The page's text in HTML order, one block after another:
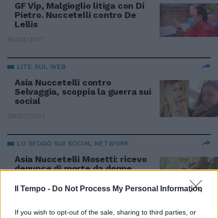
Il Tempo - Do Not Process My Personal Information
If you wish to opt-out of the sale, sharing to third parties, or
GF Vip, Malgioglio litiga con Di
Pietro. Nuccetelli contro De
Lellis
16/09/2017
LITE SUL WEB
Asia Nuccetelli contro
Selvaggia, scoppia la guerra sui
social
09/07/2017
LO SFOGO SUI SOCIAL NETWORK
Asia Nuccetelli Mosetti: ricevo
denunce di morte da donne
CAMBIO DI LOOK